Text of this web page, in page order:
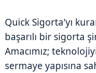
Quick Sigorta'yı
başarılı bir sigorta
Amacımız;
sermaye yapısına